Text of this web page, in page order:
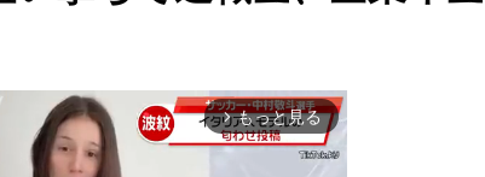
arrow_forward_ios もっと見る